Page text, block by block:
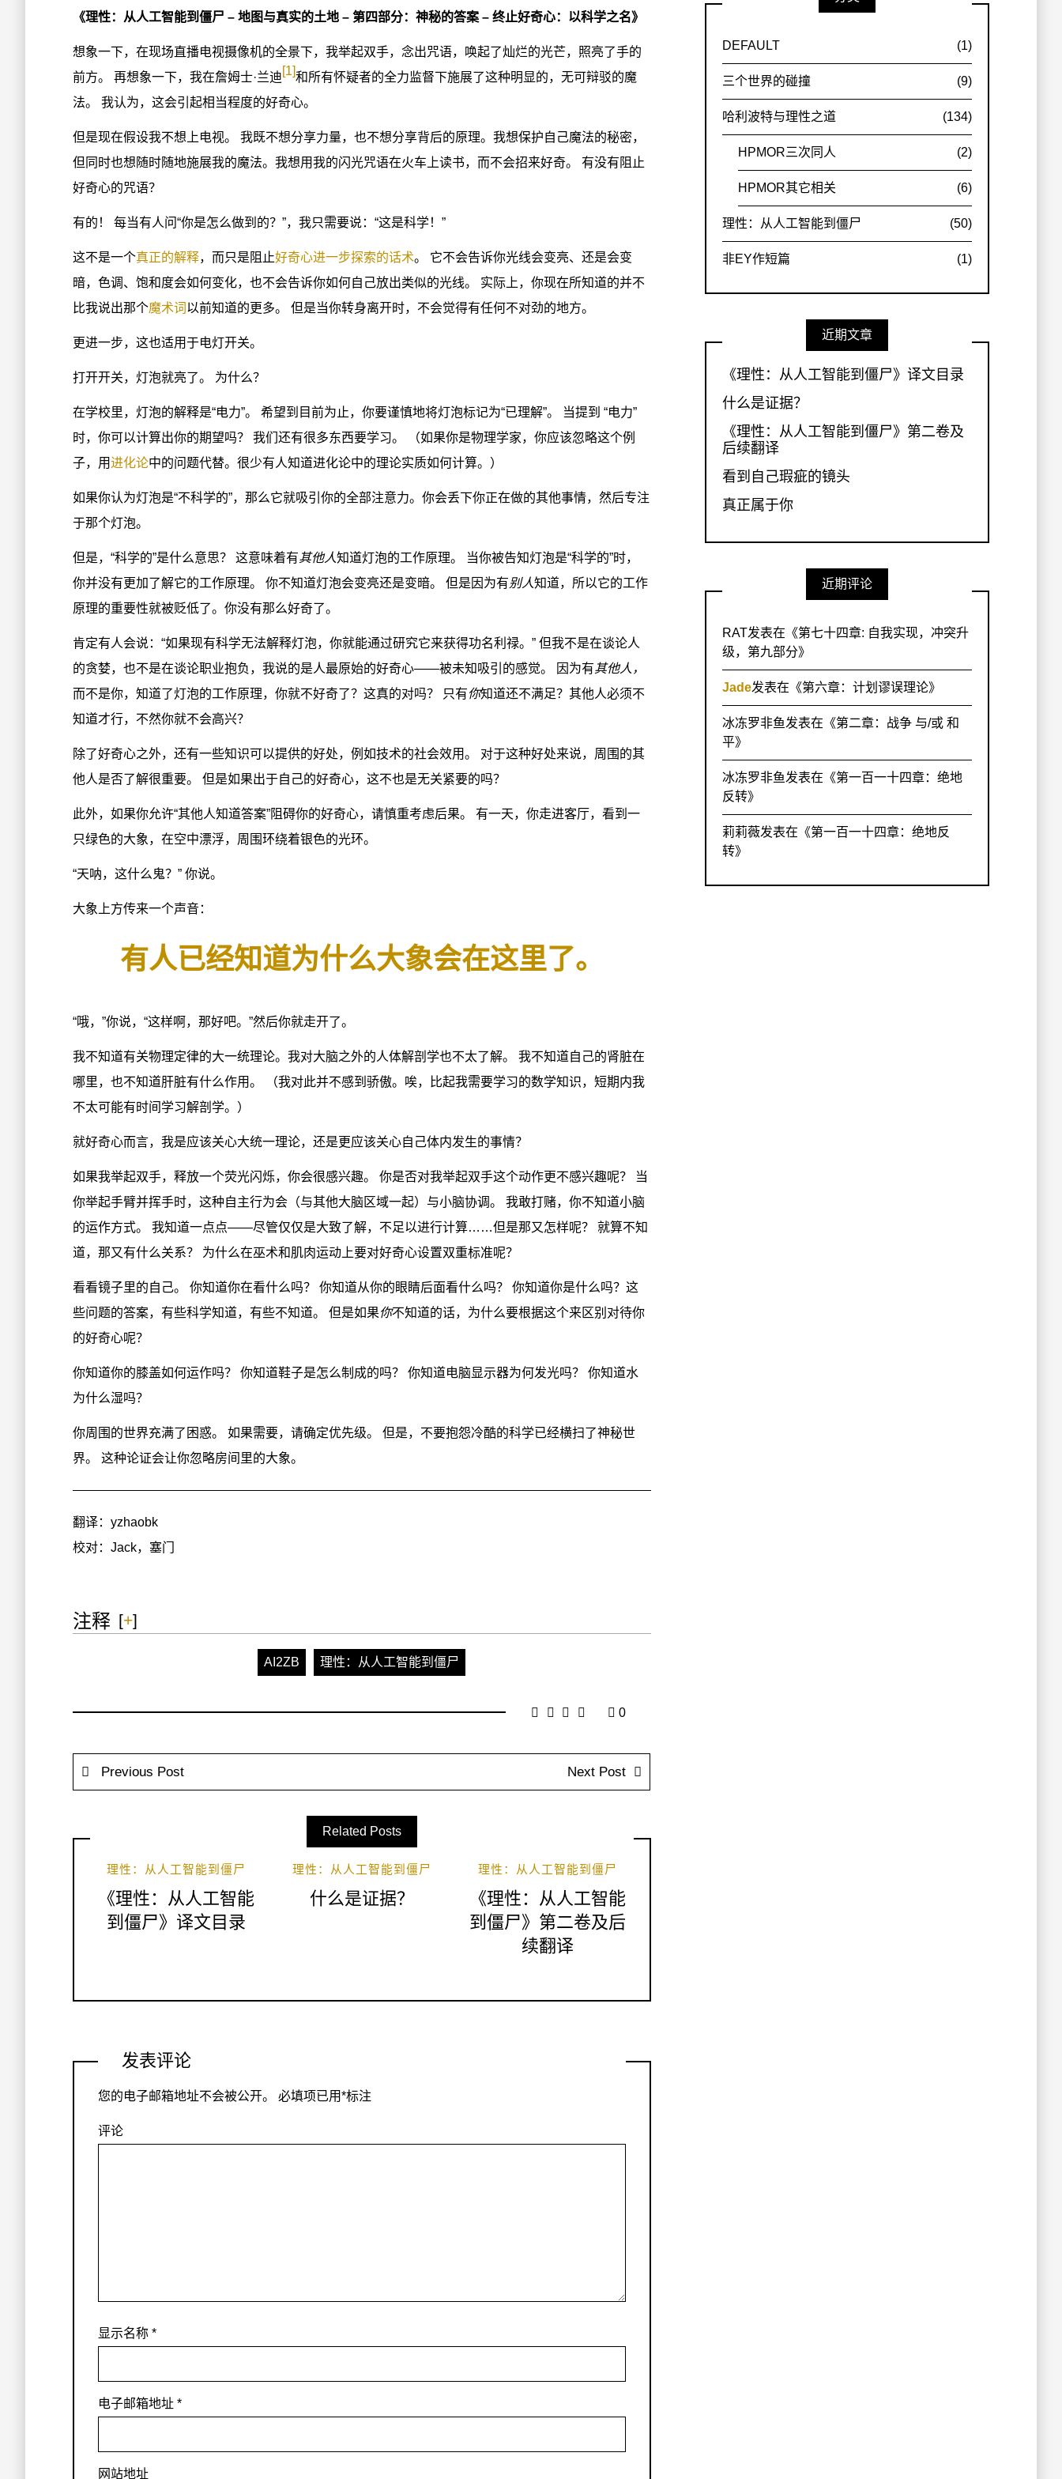
《理性：从人工智能到僵尸 – 地图与真实的土地 – 第四部分：神秘的答案 – 终止好奇心：以科学之名》
想象一下，在现场直播电视摄像机的全景下，我举起双手，念出咒语，唤起了灿烂的光芒，照亮了手的
前方。 再想象一下，我在詹姆士·兰迪[1]和所有怀疑者的全力监督下施展了这种明显的，无可辩驳的魔
法。 我认为，这会引起相当程度的好奇心。
但是现在假设我不想上电视。 我既不想分享力量，也不想分享背后的原理。我想保护自己魔法的秘密，
但同时也想随时随地施展我的魔法。我想用我的闪光咒语在火车上读书，而不会招来好奇。 有没有阻止
好奇心的咒语？
有的！ 每当有人问“你是怎么做到的？”，我只需要说：“这是科学！”
这不是一个真正的解释，而只是阻止好奇心进一步探索的话术。 它不会告诉你光线会变亮、还是会变
暗，色调、饱和度会如何变化，也不会告诉你如何自己放出类似的光线。 实际上，你现在所知道的并不
比我说出那个魔术词 以前知道的更多。 但是当你转身离开时，不会觉得有任何不对劲的地方。
更进一步，这也适用于电灯开关。
打开开关，灯泡就亮了。 为什么？
在学校里，灯泡的解释是“电力”。 希望到目前为止，你要谨慎地将灯泡标记为“已理解”。 当提到 “电力”
时，你可以计算出你的期望吗？ 我们还有很多东西要学习。 （如果你是物理学家，你应该忽略这个例
子，用进化论中的问题代替。很少有人知道进化论中的理论实质如何计算。）
如果你认为灯泡是“不科学的”，那么它就吸引你的全部注意力。你会丢下你正在做的其他事情，然后专注
于那个灯泡。
但是，“科学的”是什么意思？ 这意味着有其他人知道灯泡的工作原理。 当你被告知灯泡是“科学的”时，
你并没有更加了解它的工作原理。 你不知道灯泡会变亮还是变暗。 但是因为有别人知道，所以它的工作
原理的重要性就被贬低了。你没有那么好奇了。
肯定有人会说：“如果现有科学无法解释灯泡，你就能通过研究它来获得功名利禄。” 但我不是在谈论人
的贪婪，也不是在谈论职业抱负，我说的是人最原始的好奇心——被未知吸引的感觉。 因为有其他人，
而不是你，知道了灯泡的工作原理，你就不好奇了？这真的对吗？ 只有你知道还不满足？其他人必须不
知道才行，不然你就不会高兴？
除了好奇心之外，还有一些知识可以提供的好处，例如技术的社会效用。 对于这种好处来说，周围的其
他人是否了解很重要。 但是如果出于自己的好奇心，这不也是无关紧要的吗？
此外，如果你允许“其他人知道答案”阻碍你的好奇心，请慎重考虑后果。 有一天，你走进客厅，看到一
只绿色的大象，在空中漂浮，周围环绕着银色的光环。
“天呐，这什么鬼？” 你说。
大象上方传来一个声音：
有人已经知道为什么大象会在这里了。
“哦，”你说，“这样啊，那好吧。”然后你就走开了。
我不知道有关物理定律的大一统理论。我对大脑之外的人体解剖学也不太了解。 我不知道自己的肾脏在
哪里，也不知道肝脏有什么作用。 （我对此并不感到骄傲。唉，比起我需要学习的数学知识，短期内我
不太可能有时间学习解剖学。）
就好奇心而言，我是应该关心大统一理论，还是更应该关心自己体内发生的事情？
如果我举起双手，释放一个荧光闪烁，你会很感兴趣。 你是否对我举起双手这个动作更不感兴趣呢？ 当
你举起手臂并挥手时，这种自主行为会（与其他大脑区域一起）与小脑协调。 我敢打赌，你不知道小脑
的运作方式。 我知道一点点——尽管仅仅是大致了解，不足以进行计算……但是那又怎样呢？ 就算不知
道，那又有什么关系？ 为什么在巫术和肌肉运动上要对好奇心设置双重标准呢？
看看镜子里的自己。 你知道你在看什么吗？ 你知道从你的眼睛后面看什么吗？ 你知道你是什么吗？这
些问题的答案，有些科学知道，有些不知道。 但是如果你不知道的话，为什么要根据这个来区别对待你
的好奇心呢？
你知道你的膝盖如何运作吗？ 你知道鞋子是怎么制成的吗？ 你知道电脑显示器为何发光吗？ 你知道水
为什么湿吗？
你周围的世界充满了困惑。 如果需要，请确定优先级。 但是，不要抱怨冷酷的科学已经横扫了神秘世
界。 这种论证会让你忽略房间里的大象。
翻译：yzhaobk
校对：Jack，塞门
注释 [+]
AI2ZB 理性：从人工智能到僵尸
0
Previous Post Next Post
Related Posts
理性：从人工智能到僵尸
《理性：从人工智能
到僵尸》译文目录
理性：从人工智能到僵尸
什么是证据？
理性：从人工智能到僵尸
《理性：从人工智能
到僵尸》第二卷及后
续翻译
发表评论
您的电子邮箱地址不会被公开。 必填项已用*标注
评论
显示名称 *
电子邮箱地址 *
网站地址
DEFAULT (1)
三个世界的碰撞 (9)
哈利波特与理性之道 (134)
HPMOR三次同人 (2)
HPMOR其它相关 (6)
理性：从人工智能到僵尸 (50)
非EY作短篇 (1)
近期文章
《理性：从人工智能到僵尸》译文目录
什么是证据？
《理性：从人工智能到僵尸》第二卷及
后续翻译
看到自己瑕疵的镜头
真正属于你
近期评论
RAT发表在《第七十四章: 自我实现，冲突升
级，第九部分》
Jade发表在《第六章：计划谬误理论》
冰冻罗非鱼发表在《第二章：战争 与/或 和
平》
冰冻罗非鱼发表在《第一百一十四章：绝地
反转》
莉莉薇发表在《第一百一十四章：绝地反
转》